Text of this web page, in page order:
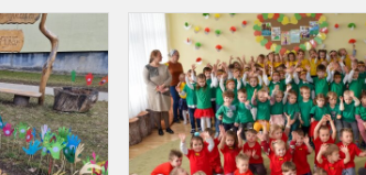
Tvarkiukas
ir
Tausiukas
myli
žemę